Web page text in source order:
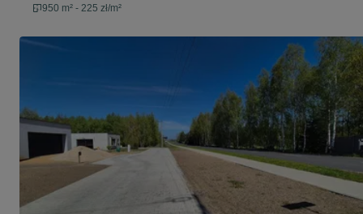
950 m² - 225 zł/m²